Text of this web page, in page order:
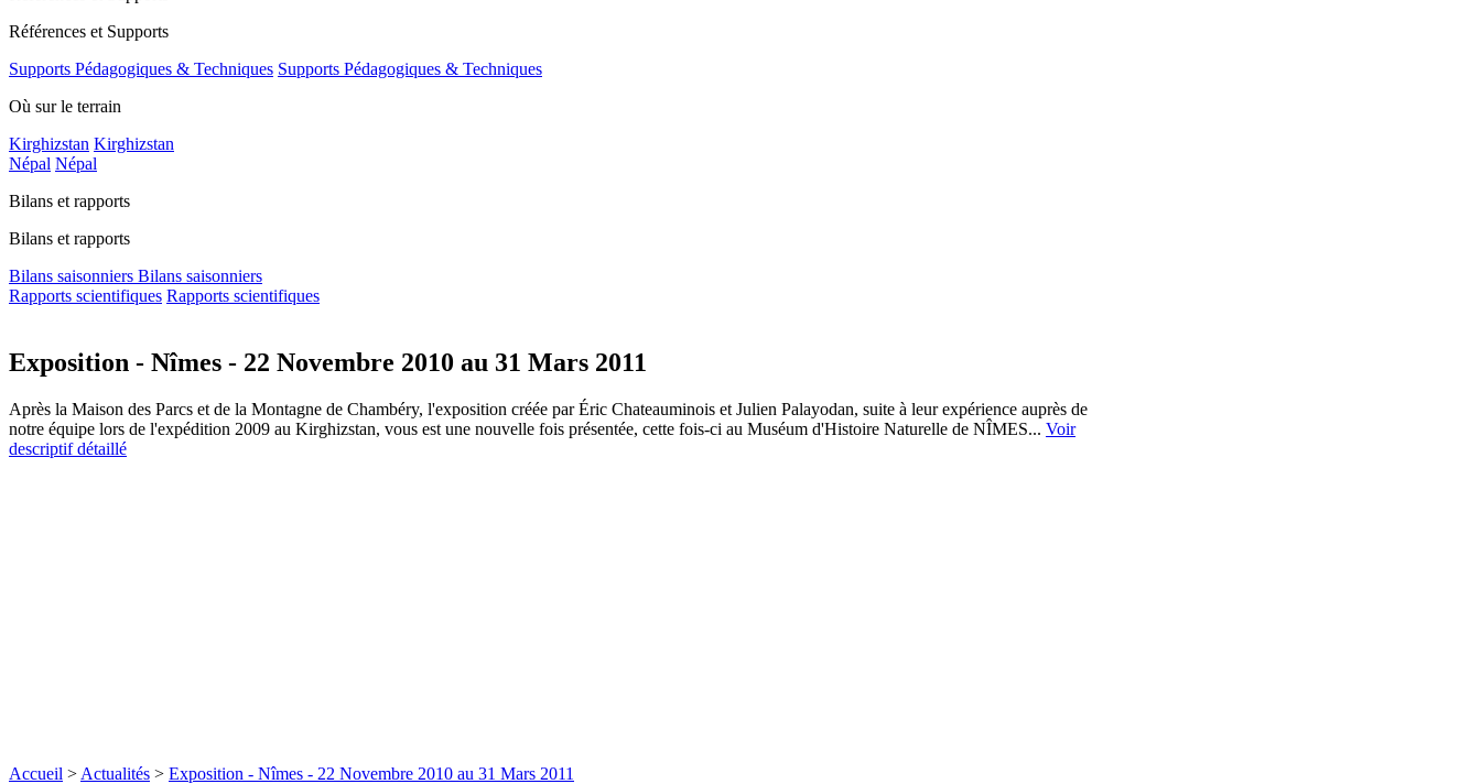
Références et Supports
Supports Pédagogiques & Techniques Supports Pédagogiques & Techniques
Où sur le terrain
Kirghizstan Kirghizstan
Népal Népal
Bilans et rapports
Bilans et rapports
Bilans saisonniers Bilans saisonniers
Rapports scientifiques Rapports scientifiques
Exposition - Nîmes - 22 Novembre 2010 au 31 Mars 2011
Après la Maison des Parcs et de la Montagne de Chambéry, l'exposition créée par Éric Chateauminois et Julien Palayodan, suite à leur expérience auprès de
notre équipe lors de l'expédition 2009 au Kirghizstan, vous est une nouvelle fois présentée, cette fois-ci au Muséum d'Histoire Naturelle de NÎMES... Voir
descriptif détaillé
Accueil > Actualités > Exposition - Nîmes - 22 Novembre 2010 au 31 Mars 2011